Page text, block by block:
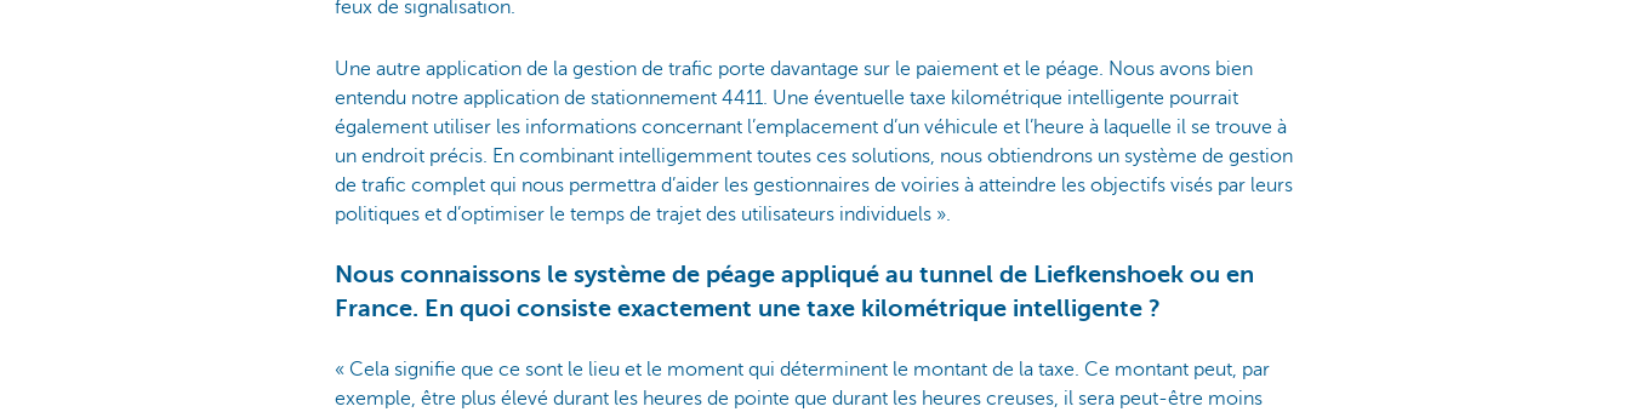
feux de signalisation.
Une autre application de la gestion de trafic porte davantage sur le paiement et le péage. Nous avons bien
entendu notre application de stationnement 4411. Une éventuelle taxe kilométrique intelligente pourrait
également utiliser les informations concernant l’emplacement d’un véhicule et l’heure à laquelle il se trouve à
un endroit précis. En combinant intelligemment toutes ces solutions, nous obtiendrons un système de gestion
de trafic complet qui nous permettra d’aider les gestionnaires de voiries à atteindre les objectifs visés par leurs
politiques et d’optimiser le temps de trajet des utilisateurs individuels ».
Nous connaissons le système de péage appliqué au tunnel de Liefkenshoek ou en
France. En quoi consiste exactement une taxe kilométrique intelligente ?
« Cela signifie que ce sont le lieu et le moment qui déterminent le montant de la taxe. Ce montant peut, par
exemple, être plus élevé durant les heures de pointe que durant les heures creuses, il sera peut-être moins